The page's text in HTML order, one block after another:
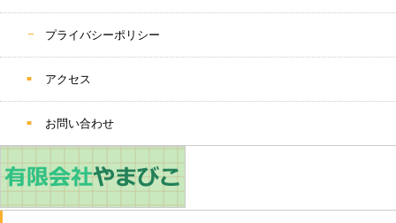
プライバシーポリシー
アクセス
お問い合わせ